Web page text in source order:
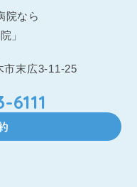
末広3-11-25